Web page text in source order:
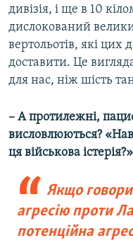
дивізія, і ще в 10
дислокований
вертольотів, які цих
доставити. Це
для нас, ніж шість
– А протилежні,
висловлюються?
ця військова істерія?»
Якщо
агресію проти
потенційна